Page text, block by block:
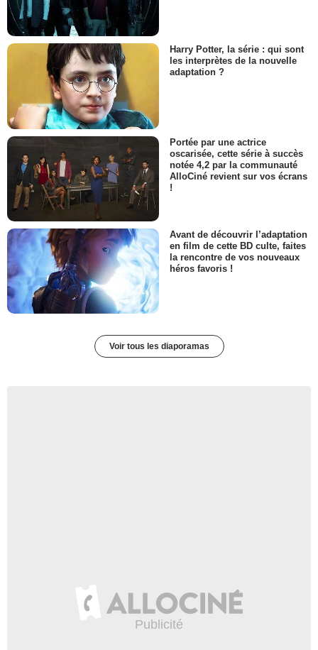
Harry Potter, la série : qui sont
les interprètes de la nouvelle
adaptation ?
Portée par une actrice
oscarisée, cette série à succès
notée 4,2 par la communauté
AlloCiné revient sur vos écrans
!
Avant de découvrir l’adaptation
en film de cette BD culte, faites
la rencontre de vos nouveaux
héros favoris !
Voir tous les diaporamas